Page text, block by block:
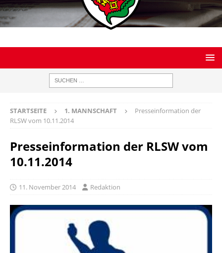
STARTSEITE 1. MANNSCHAFT
Presseinformation der
RLSW vom 10.11.2014
Presseinformation der RLSW vom
10.11.2014
11. November 2014 Redaktion